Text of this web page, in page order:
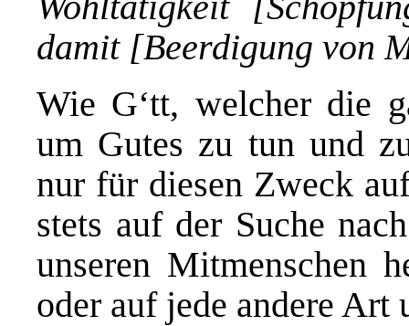
damit [Beerdigung von
Wie G‘tt, welcher die
um Gutes zu tun und
nur für diesen Zweck
stets auf der Suche
unseren Mitmenschen
oder auf jede andere Art